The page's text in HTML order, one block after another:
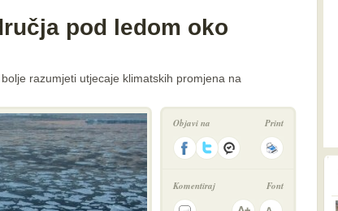
pod ledom oko
razumjeti utjecaje klimatskih promjena na
Objavi na Print
Komentiraj Font